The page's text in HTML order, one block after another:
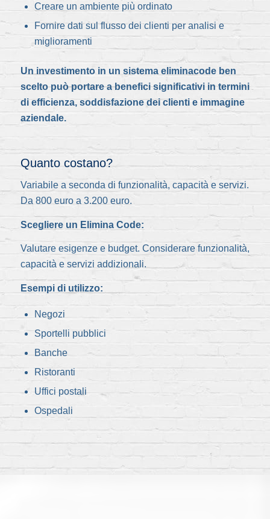
Creare un ambiente più ordinato
Fornire dati sul flusso dei clienti per analisi e
miglioramenti
Un investimento in un sistema eliminacode ben
scelto può portare a benefici significativi in termini
di efficienza, soddisfazione dei clienti e immagine
aziendale.
Quanto costano?
Variabile a seconda di funzionalità, capacità e servizi.
Da 800 euro a 3.200 euro.
Scegliere un Elimina Code:
Valutare esigenze e budget. Considerare funzionalità,
capacità e servizi addizionali.
Esempi di utilizzo:
Negozi
Sportelli pubblici
Banche
Ristoranti
Uffici postali
Ospedali